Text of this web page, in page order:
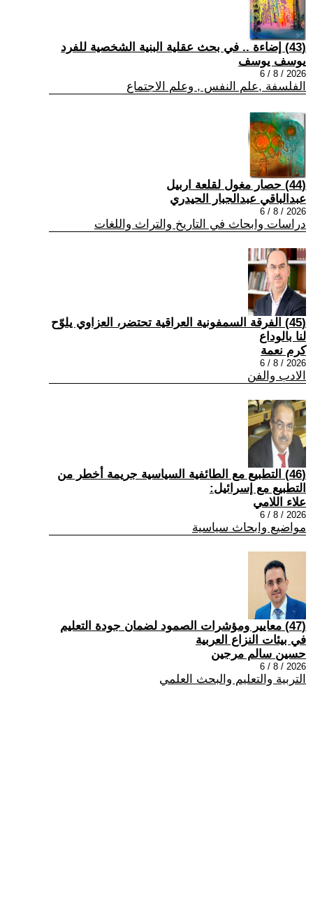
(43) إضاءة .. في بحث عقلية البنية الشخصية للفرد
يوسف يوسف
2026 / 8 / 6
الفلسفة ,علم النفس , وعلم الاجتماع
(44) حصار مغول لقلعة اربيل
عبدالباقي عبدالجبار الحيدري
2026 / 8 / 6
دراسات وابحاث في التاريخ والتراث واللغات
(45) الفرقة السمفونية العراقية تحتضر، العزاوي يلوّح
لنا بالوداع
كرم نعمة
2026 / 8 / 6
الادب والفن
(46) التطبيع مع الطائفية السياسية جريمة أخطر من
التطبيع مع إسرائيل:
علاء اللامي
2026 / 8 / 6
مواضيع وابحاث سياسية
(47) معايير ومؤشرات الصمود لضمان جودة التعليم
في بيئات النزاع العربية
حسين سالم مرجين
2026 / 8 / 6
التربية والتعليم والبحث العلمي